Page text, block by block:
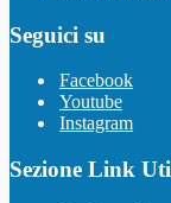
Seguici su
Facebook
Youtube
Instagram
Sezione Link